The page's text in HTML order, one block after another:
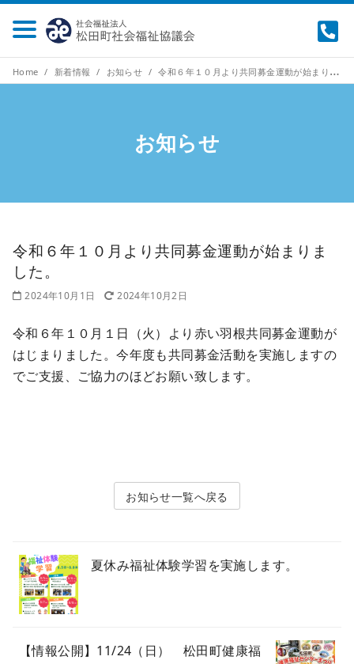
Home 新着情報 お知らせ 令和６年１０月より共同募金運動が始まりました。
お知らせ
令和６年１０月より共同募金運動が始まりま
した。
2024年10月1日 2024年10月2日
令和６年１０月１日（火）より赤い羽根共同募金運動が
はじまりました。今年度も共同募金活動を実施しますの
でご支援、ご協力のほどお願い致します。
お知らせ
夏休み福祉体験学習を実施します。
【情報公開】11/24（日） 松田町健康福